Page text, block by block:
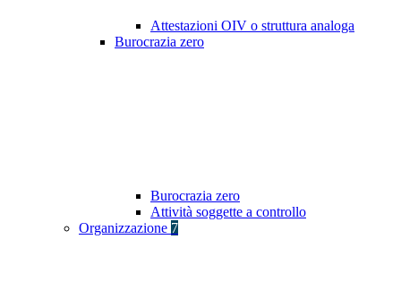
Attestazioni OIV o struttura analoga
Burocrazia zero
Burocrazia zero
Attività soggette a controllo
Organizzazione 7